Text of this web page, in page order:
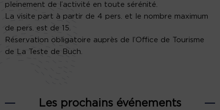
pleinement de l’activité en toute sérénité.
La visite part à partir de 4 pers. et le nombre maximum
de pers. est de 15.
Réservation obligatoire auprès de l’Office de Tourisme
de La Teste de Buch.
Les prochains événements